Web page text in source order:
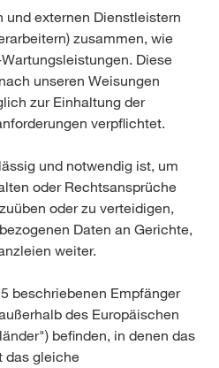
externen Dienstleistern
zusammen, wie
Diese
unseren Weisungen
zur Einhaltung der
verpflichtet.
und notwendig ist, um
oder Rechtsansprüche
oder zu verteidigen,
Daten an Gerichte,
weiter.
beschriebenen Empfänger
des Europäischen
befinden, in denen das
das gleiche